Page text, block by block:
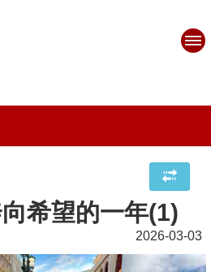
希望的一年(1)
2026-03-03